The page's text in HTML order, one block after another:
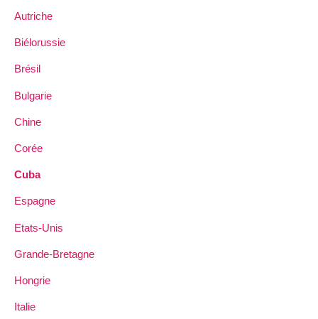
Autriche
Biélorussie
Brésil
Bulgarie
Chine
Corée
Cuba
Espagne
Etats-Unis
Grande-Bretagne
Hongrie
Italie